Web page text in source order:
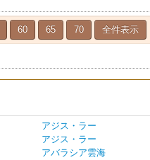
60 65 70 全件表示
アジス・ラー
アジス・ラー
アバラシア雲海